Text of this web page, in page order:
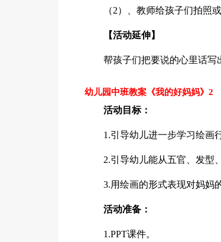
（2）、教师给孩子们拍照
【活动延伸】
帮孩子们把要说的心里话写
幼儿园中班教案《我的好妈妈》2
活动目标：
1.引导幼儿进一步学习绘画
2.引导幼儿能从五官、发型
3.用绘画的形式表现对妈妈
活动准备：
1.PPT课件。